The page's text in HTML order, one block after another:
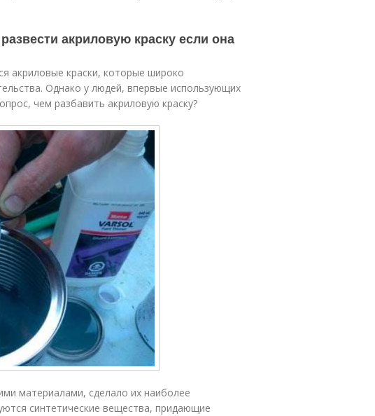
акриловую краску если она
акриловые краски, которые широко
Однако у людей, впервые использующих
чем разбавить акриловую краску?
материалами, сделало их наиболее
синтетические вещества, придающие